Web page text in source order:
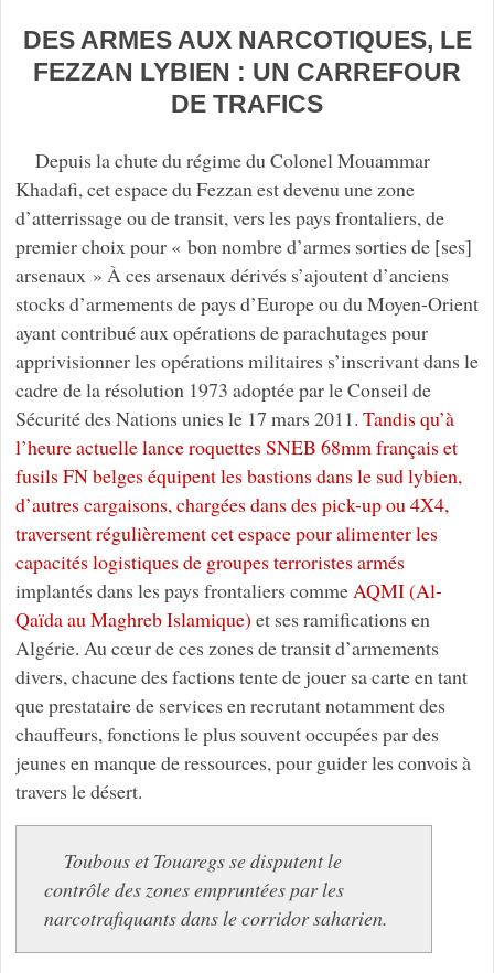
DES ARMES AUX NARCOTIQUES, LE
FEZZAN LYBIEN : UN CARREFOUR
DE TRAFICS
Depuis la chute du régime du Colonel Mouammar
Khadafi, cet espace du Fezzan est devenu une zone
d’atterrissage ou de transit, vers les pays frontaliers, de
premier choix pour « bon nombre d’armes sorties de [ses]
arsenaux » À ces arsenaux dérivés s’ajoutent d’anciens
stocks d’armements de pays d’Europe ou du Moyen-Orient
ayant contribué aux opérations de parachutages pour
apprivisionner les opérations militaires s’inscrivant dans le
cadre de la résolution 1973 adoptée par le Conseil de
Sécurité des Nations unies le 17 mars 2011. Tandis qu’à
l’heure actuelle lance roquettes SNEB 68mm français et
fusils FN belges équipent les bastions dans le sud lybien,
d’autres cargaisons, chargées dans des pick-up ou 4X4,
traversent régulièrement cet espace pour alimenter les
capacités logistiques de groupes terroristes armés
implantés dans les pays frontaliers commeAQMI (Al-
Qaïda au Maghreb Islamique) et ses ramifications en
Algérie. Au cœur de ces zones de transit d’armements
divers, chacune des factions tente de jouer sa carte en tant
que prestataire de services en recrutant notamment des
chauffeurs, fonctions le plus souvent occupées par des
jeunes en manque de ressources, pour guider les convois à
travers le désert.
Toubous et Touaregs se disputent le
contrôle des zones empruntées par les
narcotrafiquants dans le corridor saharien.